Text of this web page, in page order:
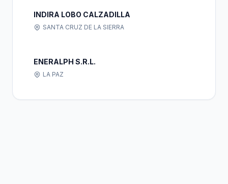
INDIRA LOBO CALZADILLA
SANTA CRUZ DE LA SIERRA
ENERALPH S.R.L.
LA PAZ